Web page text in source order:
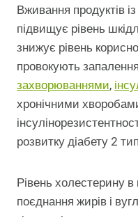
Вживання продуктів
підвищує рівень
знижує рівень
провокують
захворюваннями,
хронічними
розвитку діабету 2
Рівень холестерину
поєднання жирів і